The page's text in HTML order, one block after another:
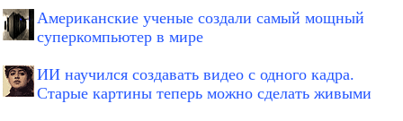
Американские ученые создали самый мощный
суперкомпьютер в мире
ИИ научился создавать видео с одного кадра.
Старые картины теперь можно сделать живыми